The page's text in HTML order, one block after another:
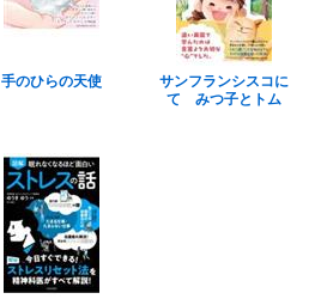
手のひらの天使
サンフランシスコに
て みつ子とトム